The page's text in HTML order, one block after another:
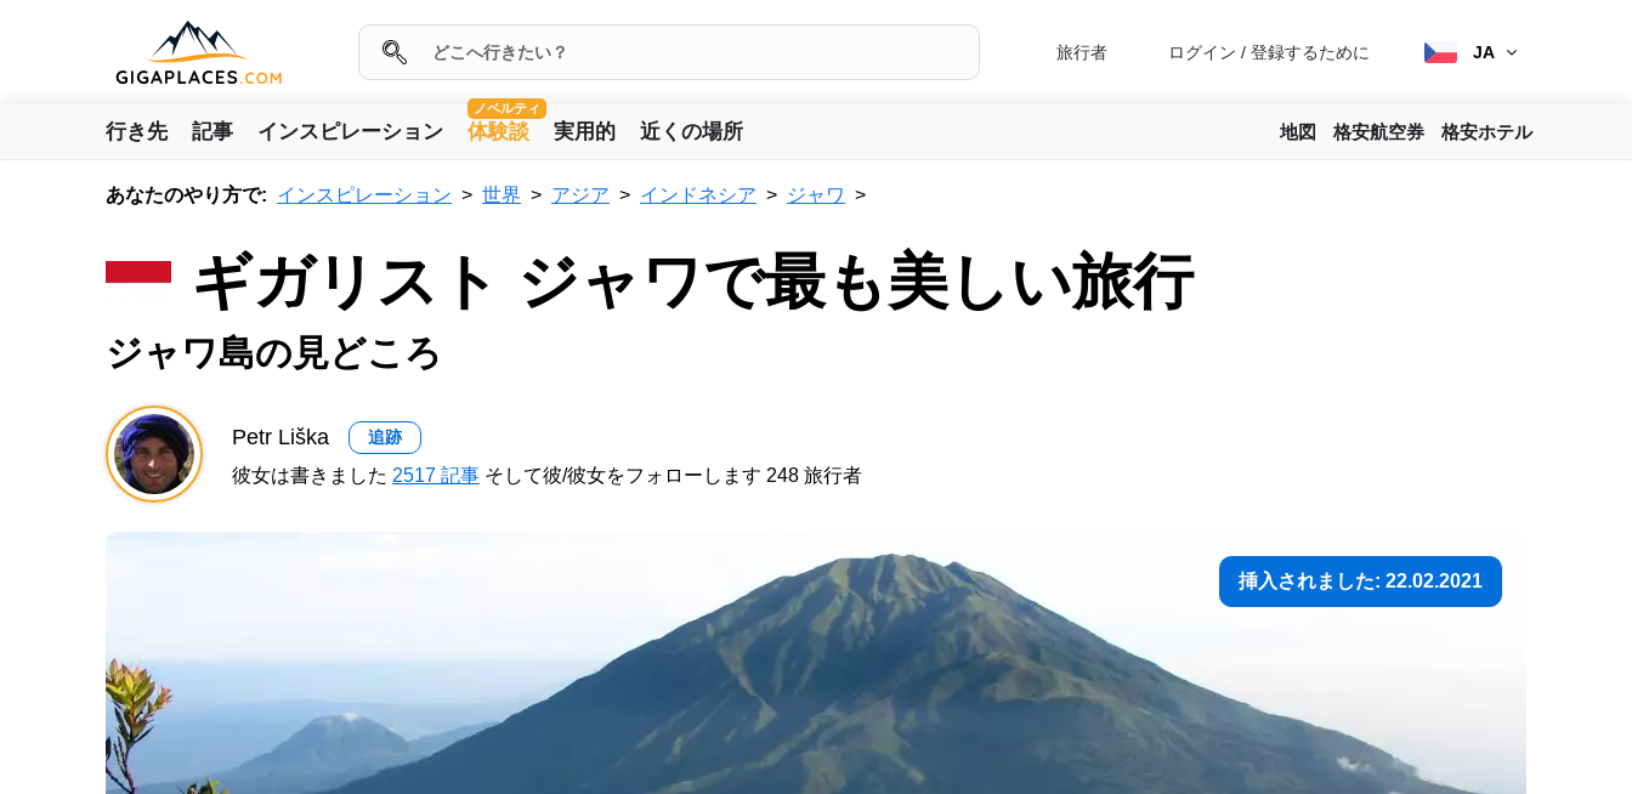
旅行者 ログイン / 登録するために JA
行き先 記事 インスピレーション
ノベルティ
体験談 実用的 近くの場所 地図 格安航空券 格安ホテル
あなたのやり方で: インスピレーション 世界 アジア インドネシア ジャワ
ギガリスト ジャワで最も美しい旅行
ジャワ島の見どころ
Petr Liška 追跡
彼女は書きました 2517 記事 そして彼/彼女をフォローします 248 旅行者
挿入されました: 22.02.2021